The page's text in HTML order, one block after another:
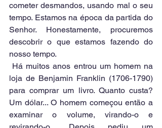
cometer desmandos, usando mal o seu
tempo. Estamos na época da partida do
Senhor. Honestamente, procuremos
descobrir o que estamos fazendo do
nosso tempo.
loja de Benjamin Franklin (1706-1790)
para comprar um livro. Quanto custa?
Um dólar... O homem começou então a
examinar o volume, virando-o e